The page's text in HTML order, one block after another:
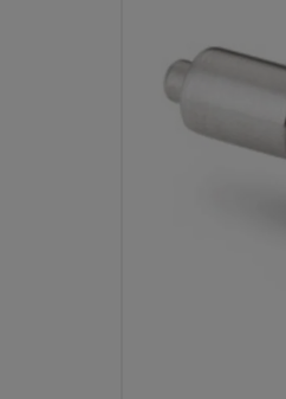
ステンレス
ツ・ステム